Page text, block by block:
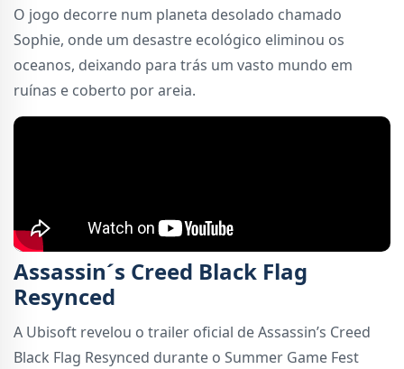
O jogo decorre num planeta desolado chamado
Sophie, onde um desastre ecológico eliminou os
oceanos, deixando para trás um vasto mundo em
ruínas e coberto por areia.
Assassin´s Creed Black Flag
Resynced
A Ubisoft revelou o trailer oficial de Assassin’s Creed
Black Flag Resynced durante o Summer Game Fest